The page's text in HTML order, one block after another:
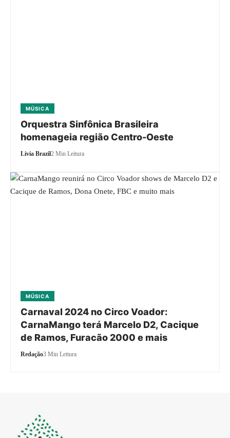
MÚSICA
Orquestra Sinfônica Brasileira
homenageia região Centro-Oeste
Livia Brazil2 Min Leitura
MÚSICA
Carnaval 2024 no Circo Voador:
CarnaMango terá Marcelo D2, Cacique
de Ramos, Furacão 2000 e mais
Redação3 Min Leitura